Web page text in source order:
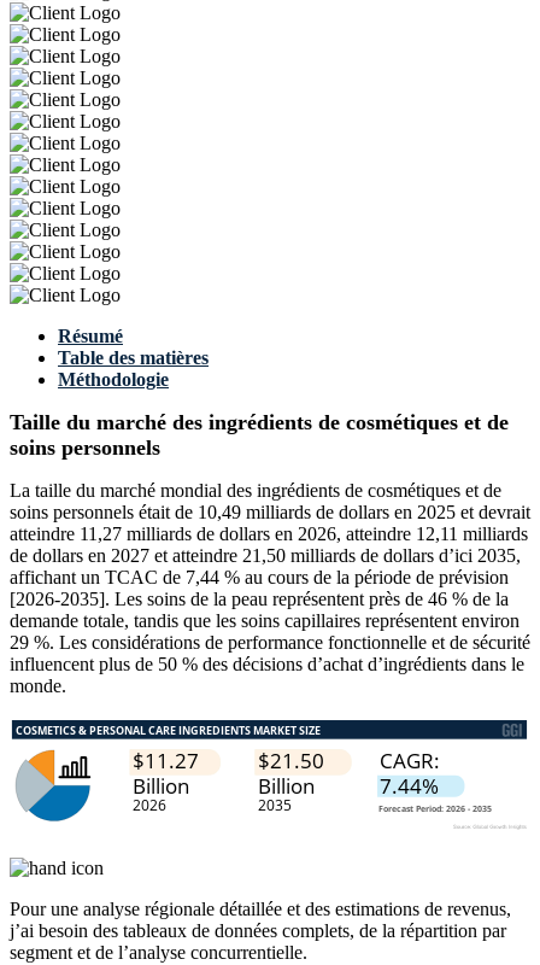
Résumé
Table des matières
Méthodologie
Taille du marché des ingrédients de cosmétiques et de
soins personnels
La taille du marché mondial des ingrédients de cosmétiques et de
soins personnels était de 10,49 milliards de dollars en 2025 et devrait
atteindre 11,27 milliards de dollars en 2026, atteindre 12,11 milliards
de dollars en 2027 et atteindre 21,50 milliards de dollars d’ici 2035,
affichant un TCAC de 7,44 % au cours de la période de prévision
[2026-2035]. Les soins de la peau représentent près de 46 % de la
demande totale, tandis que les soins capillaires représentent environ
29 %. Les considérations de performance fonctionnelle et de sécurité
influencent plus de 50 % des décisions d’achat d’ingrédients dans le
monde.
Pour une analyse régionale détaillée et des estimations de revenus,
j’ai besoin des tableaux de données complets, de la répartition par
segment et de l’analyse concurrentielle.